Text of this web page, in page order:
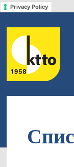
Privacy Policy